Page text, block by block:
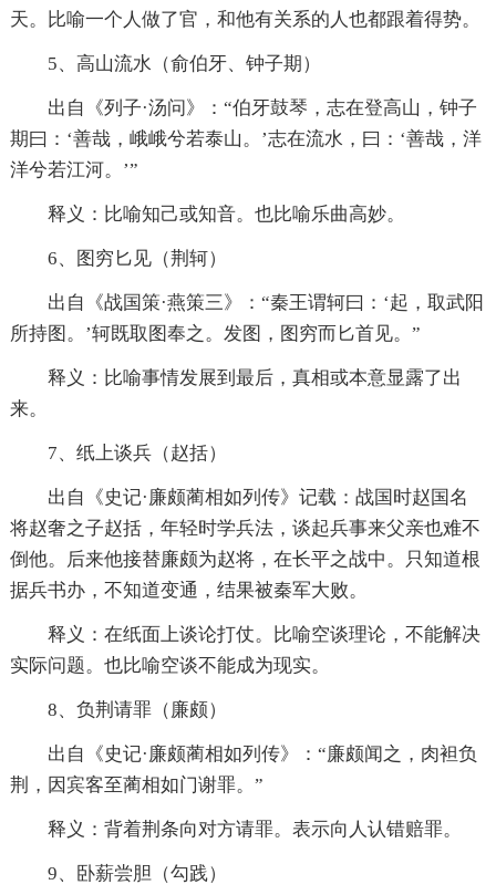
天。比喻一个人做了官，和他有关系的人也都跟着得势。
5、高山流水（俞伯牙、钟子期）
出自《列子·汤问》：“伯牙鼓琴，志在登高山，钟子
期曰：‘善哉，峨峨兮若泰山。’志在流水，曰：‘善哉，洋
洋兮若江河。’”
释义：比喻知己或知音。也比喻乐曲高妙。
6、图穷匕见（荆轲）
出自《战国策·燕策三》：“秦王谓轲曰：‘起，取武阳
所持图。’轲既取图奉之。发图，图穷而匕首见。”
释义：比喻事情发展到最后，真相或本意显露了出
来。
7、纸上谈兵（赵括）
出自《史记·廉颇蔺相如列传》记载：战国时赵国名
将赵奢之子赵括，年轻时学兵法，谈起兵事来父亲也难不
倒他。后来他接替廉颇为赵将，在长平之战中。只知道根
据兵书办，不知道变通，结果被秦军大败。
释义：在纸面上谈论打仗。比喻空谈理论，不能解决
实际问题。也比喻空谈不能成为现实。
8、负荆请罪（廉颇）
出自《史记·廉颇蔺相如列传》：“廉颇闻之，肉袒负
荆，因宾客至蔺相如门谢罪。”
释义：背着荆条向对方请罪。表示向人认错赔罪。
9、卧薪尝胆（勾践）